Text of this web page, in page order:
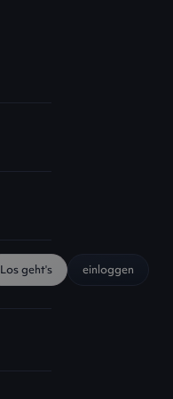
Los geht's einloggen